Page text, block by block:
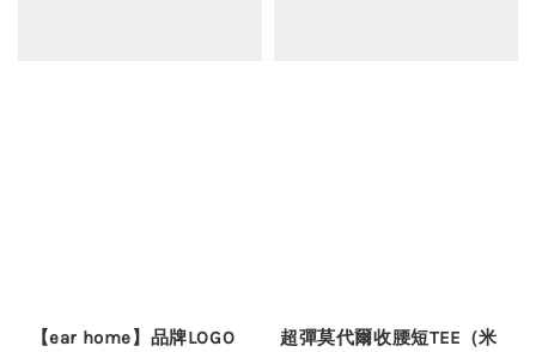
【ear home】品牌LOGO
超彈莫代爾收腰短TEE（米